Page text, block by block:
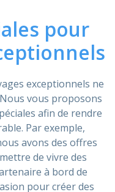
pour
exceptionnels ne
vous proposons
afin de rendre
Par exemple,
avons des offres
de vivre des
à bord de
pour créer des